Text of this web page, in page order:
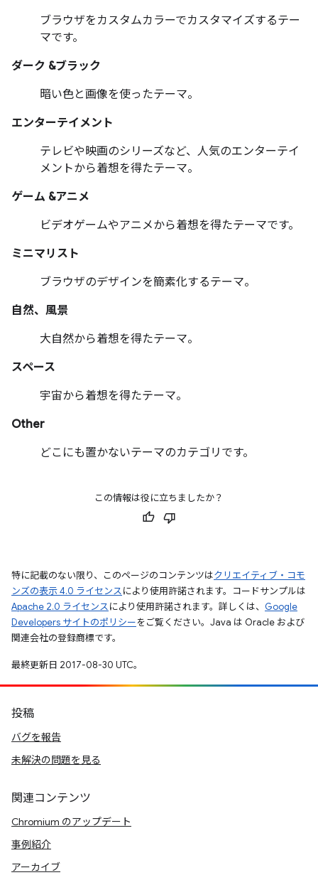
ブラウザをカスタムカラーでカスタマイズするテー
マです。
ダーク &ブラック
暗い色と画像を使ったテーマ。
エンターテイメント
テレビや映画のシリーズなど、人気のエンターテイ
メントから着想を得たテーマ。
ゲーム &アニメ
ビデオゲームやアニメから着想を得たテーマです。
ミニマリスト
ブラウザのデザインを簡素化するテーマ。
自然、風景
大自然から着想を得たテーマ。
スペース
宇宙から着想を得たテーマ。
Other
どこにも置かないテーマのカテゴリです。
この情報は役に立ちましたか？
特に記載のない限り、このページのコンテンツはクリエイティブ・コモ
ンズの表示 4.0 ライセンスにより使用許諾されます。コードサンプルは
Apache 2.0 ライセンスにより使用許諾されます。詳しくは、 Google
Developers サイトのポリシーをご覧ください。Java は Oracle および
関連会社の登録商標です。
最終更新日 2017-08-30 UTC。
投稿
バグを報告
未解決の問題を見る
関連コンテンツ
Chromium のアップデート
事例紹介
アーカイブ